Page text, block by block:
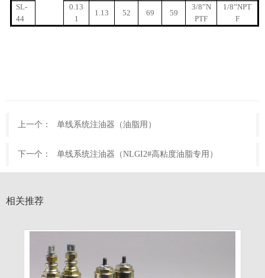
SL-
44
0.13
1
1.13 52 69 59
3/8”N
PTF
1/8”NPT
F
上一个： 单线系统注油器（油脂用）
下一个： 单线系统注油器（NLGI2#高粘度油脂专用）
相关推荐